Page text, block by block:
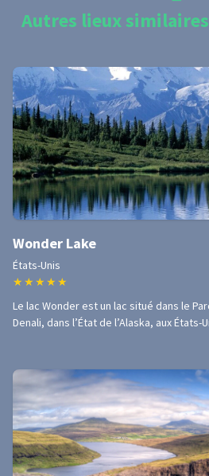
Autres lieux
Wonder Lake
États-Unis
★ ★ ★ ★ ★
Le lac Wonder est un lac situé dans le
Denali, dans l’État de l’Alaska, aux États-